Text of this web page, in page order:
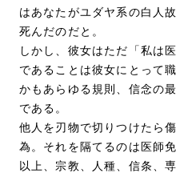
はあなたがユダヤ系の白人
死んだのだと。
しかし、彼女はただ「私は
であることは彼女にとって
かもあらゆる規則、信念の
である。
他人を刃物で切りつけたら
為。それを隔てるのは医師
以上、宗教、人種、信条、